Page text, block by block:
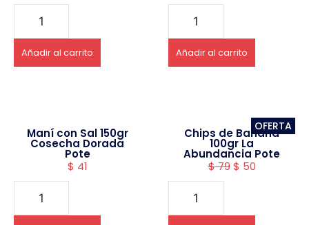
Añadir al carrito Añadir al carrito
Maní con Sal 150gr
Cosecha Dorada
Pote
$ 41
OFERTA
Chips de Banana
100gr La
Abundancia Pote
$79 $ 50